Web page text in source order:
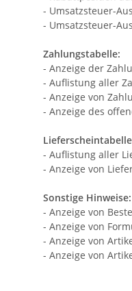
- Umsatzsteuer-
- Umsatzsteuer-
Zahlungstabelle:
- Anzeige der
- Auflistung aller
- Anzeige von
- Anzeige des
- Auflistung aller
- Anzeige von
Sonstige Hinweise:
- Anzeige von
- Anzeige von
- Anzeige von
- Anzeige von